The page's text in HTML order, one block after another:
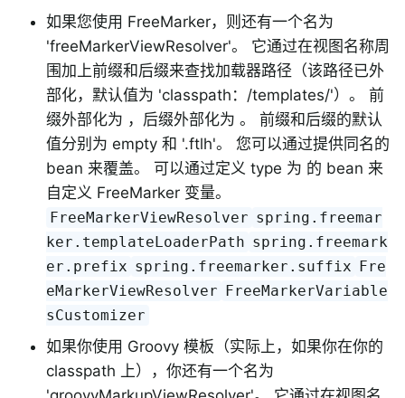
如果您使用 FreeMarker，则还有一个名为
'freeMarkerViewResolver'。 它通过在视图名称周
围加上前缀和后缀来查找加载器路径（该路径已外
部化，默认值为 'classpath：/templates/'）。 前
缀外部化为 ，后缀外部化为 。 前缀和后缀的默认
值分别为 empty 和 '.ftlh'。 您可以通过提供同名的
bean 来覆盖。 可以通过定义 type 为 的 bean 来
自定义 FreeMarker 变量。
FreeMarkerViewResolver spring.freemar
ker.templateLoaderPath spring.freemark
er.prefix spring.freemarker.suffix Fre
eMarkerViewResolver FreeMarkerVariable
sCustomizer
如果你使用 Groovy 模板（实际上，如果你在你的
classpath 上），你还有一个名为